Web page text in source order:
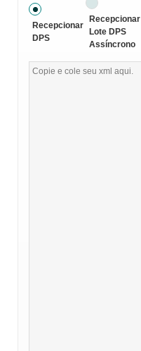
Recepcionar
DPS
Recepcionar
Lote DPS
Assíncrono